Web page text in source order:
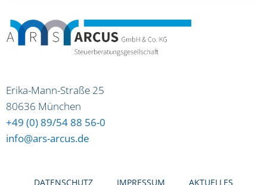
Erika-Mann-Straße 25
80636 München
+49 (0) 89/54 88 56-0
info@ars-arcus.de
DATEN­SCHUTZ IMPRES­SUM AKTU­EL­LES